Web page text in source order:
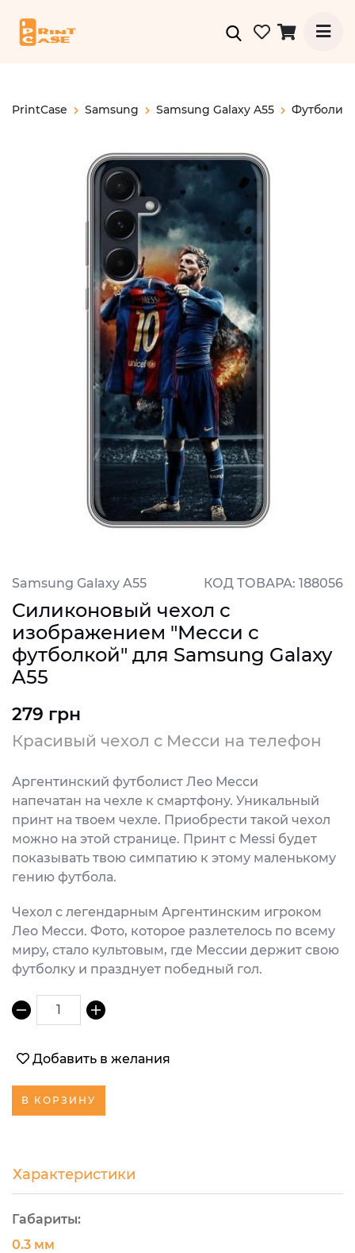
PrintCase Samsung Samsung Galaxy A55
Samsung Galaxy A55 КОД ТОВАРА: 188056
Силиконовый чехол с
изображением "Месси с
футболкой" для Samsung Galaxy
A55
279 грн
Красивый чехол с Месси на телефон
Аргентинский футболист Лео Месси
напечатан на чехле к смартфону. Уникальный
принт на твоем чехле. Приобрести такой чехол
можно на этой странице. Принт с Messi будет
показывать твою симпатию к этому маленькому
гению футбола.
Чехол с легендарным Аргентинским игроком
Лео Месси. Фото, которое разлетелось по всему
миру, стало культовым, где Мессии держит свою
футболку и празднует победный гол.
1
Добавить в желания
В КОРЗИНУ
Характеристики
Габариты:
0.3 мм